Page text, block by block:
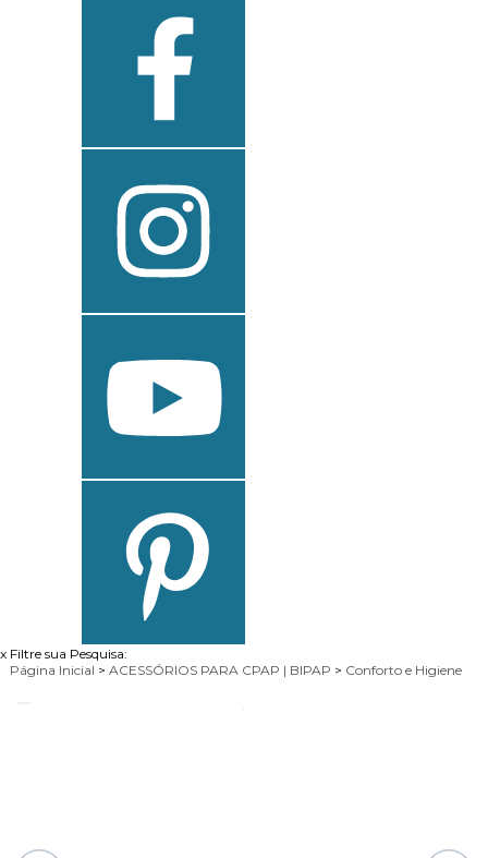
x Filtre sua Pesquisa:
Página Inicial > ACESSÓRIOS PARA CPAP | BIPAP > Conforto e Higiene